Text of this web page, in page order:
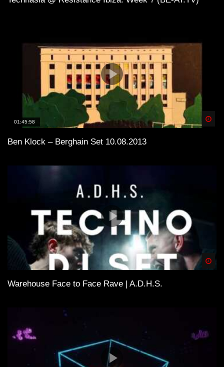
01:45:58
Ben Klock – Berghain Set 10.08.2013
Warehouse Face to Face Rave | A.D.H.S.